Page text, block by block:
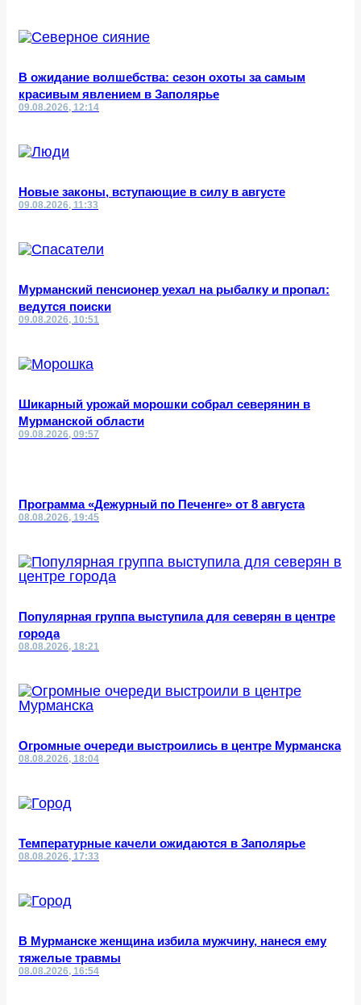
В ожидание волшебства: сезон охоты за самым
красивым явлением в Заполярье
09.08.2026, 12:14
Новые законы, вступающие в силу в августе
09.08.2026, 11:33
Мурманский пенсионер уехал на рыбалку и пропал:
ведутся поиски
09.08.2026, 10:51
Шикарный урожай морошки собрал северянин в
Мурманской области
09.08.2026, 09:57
Программа «Дежурный по Печенге» от 8 августа
08.08.2026, 19:45
Популярная группа выступила для северян в центре
города
08.08.2026, 18:21
Огромные очереди выстроились в центре Мурманска
08.08.2026, 18:04
Температурные качели ожидаются в Заполярье
08.08.2026, 17:33
В Мурманске женщина избила мужчину, нанеся ему
тяжелые травмы
08.08.2026, 16:54